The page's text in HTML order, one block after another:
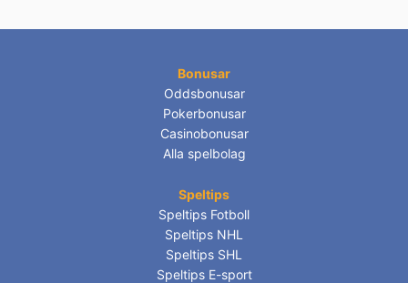
Bonusar
Oddsbonusar
Pokerbonusar
Casinobonusar
Alla spelbolag
Speltips
Speltips Fotboll
Speltips NHL
Speltips SHL
Speltips E-sport